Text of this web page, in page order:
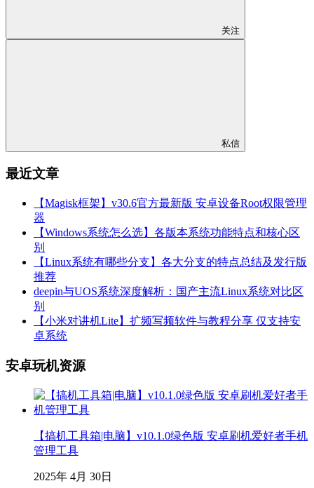
关注
私信
最近文章
【Magisk框架】v30.6官方最新版 安卓设备Root权限管理
器
【Windows系统怎么选】各版本系统功能特点和核心区
别
【Linux系统有哪些分支】各大分支的特点总结及发行版
推荐
deepin与UOS系统深度解析：国产主流Linux系统对比区
别
【小米对讲机Lite】扩频写频软件与教程分享 仅支持安
卓系统
安卓玩机资源
【搞机工具箱|电脑】v10.1.0绿色版 安卓刷机爱好者手机
管理工具
2025年 4月 30日